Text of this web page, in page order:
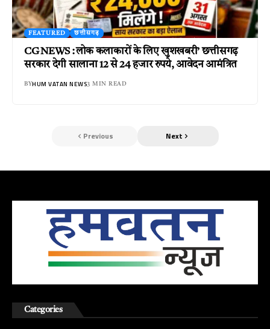
FEATURED छत्तीसगढ़
CG NEWS : लोक कलाकारों के लिए खुशखबरी’ छत्तीसगढ़
सरकार देगी सालाना 12 से 24 हजार रुपये, आवेदन आमंत्रित
BYHUM VATAN NEWS3 MIN READ
Previous Next
Categories